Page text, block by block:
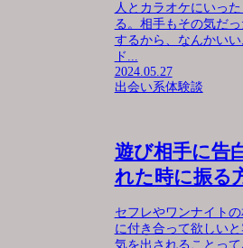
人とカラオケにいっ
る。相手もその気だっ
するから、なんかいい
ド...
2024.05.27
出会い系体験談
遊び相手に告
れた時に振る
セフレやワンナイト
に付き合って欲しいと
気を出されることって